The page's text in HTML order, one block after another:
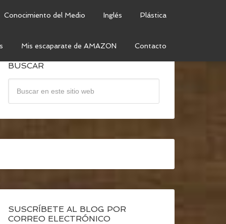
Conocimiento del Medio Inglés Plástica
Mis escaparate de AMAZON Contacto
BUSCAR
SUSCRÍBETE AL BLOG POR
CORREO ELECTRÓNICO